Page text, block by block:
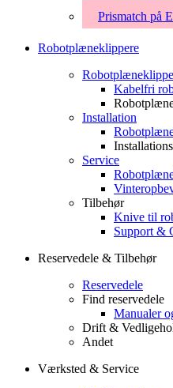
Prismatch på
Robotplæneklippere
Kabelfri
Installation
Service
Tilbehør
Knive til
Support &
Reservedele & Tilbehør
Reservedele
Find reservedele
Manualer
Drift &
Andet
Værksted & Service